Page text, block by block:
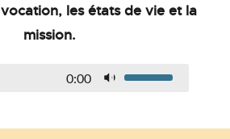
les états de vie et la
mission.
0:00